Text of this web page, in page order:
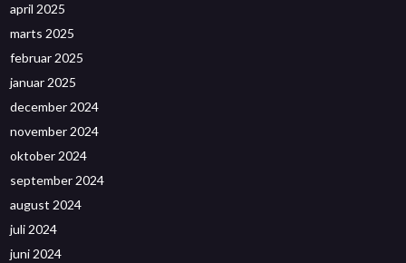
april 2025
marts 2025
februar 2025
januar 2025
december 2024
november 2024
oktober 2024
september 2024
august 2024
juli 2024
juni 2024